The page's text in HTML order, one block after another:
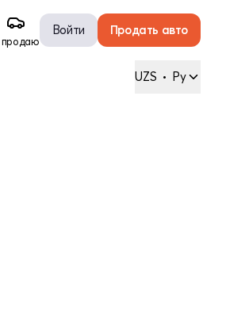
продаю
Войти Продать авто
UZS • Ру